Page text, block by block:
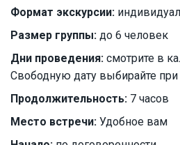
Формат экскурсии:
Размер группы: до 6 человек
Дни проведения: смотрите в
Свободную дату выбирайте при
Продолжительность: 7 часов
Место встречи: Удобное вам